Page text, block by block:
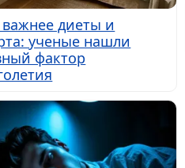
диеты и
ученые нашли
фактор